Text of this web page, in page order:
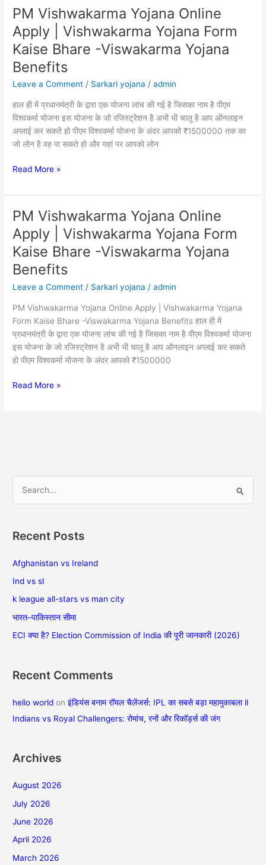
PM Vishwakarma Yojana Online
Apply | Vishwakarma Yojana Form
Kaise Bhare -Viswakarma Yojana
Benefits
Leave a Comment / Sarkari yojana /admin
हाल ही में प्रधानमंत्री के द्वारा एक योजना लांच की गई है जिसका नाम है पीएम
विश्वकर्मा योजना इस योजना के जो रजिस्ट्रेशन है अभी भी चालू है आप ऑनलाइन
अप्लाई कर सकते हो पीएम विश्वकर्मा योजना के अंदर आपको ₹1500000 तक का
जो लोन है वह पा सकते हो और यहां पर आपको लोन
PM
Vishwakarma
Yojana
Online
Apply
Vishwakarma
Yojana
Form
Kaise
Bhare
Viswakarma
Benefits
Read More »
PM Vishwakarma Yojana Online
Apply | Vishwakarma Yojana Form
Kaise Bhare -Viswakarma Yojana
Benefits
Leave a Comment / Sarkari yojana /admin
PM Vishwakarma Yojana Online Apply | Vishwakarma Yojana
Form Kaise Bhare -Viswakarma Yojana Benefits हाल ही में
प्रधानमंत्री के द्वारा एक योजना लांच की गई है जिसका नाम है पीएम विश्वकर्मा योजना
इस योजना के जो रजिस्ट्रेशन है अभी भी चालू है आप ऑनलाइन अप्लाई कर सकते
हो पीएम विश्वकर्मा योजना के अंदर आपको ₹1500000
PM
Vishwakarma
Yojana
Online
Apply
Vishwakarma
Yojana
Form
Kaise
Bhare
-
Yojana
Read More »
r
o
r
:
Recent Posts
Afghanistan vs Ireland
Ind vs sl
k league all-stars vs man city
भारत–पाकिस्तान सीमा
ECI क्या है? Election Commission of India की पूरी जानकारी (2026)
Recent Comments
hello world onइंडियंस बनाम रॉयल चैलेंजर्स: IPL का सबसे बड़ा महामुकाबला ll
Indians vs Royal Challengers: रोमांच, रनों और रिकॉर्ड्स की जंग
Archives
August 2026
July 2026
June 2026
April 2026
March 2026